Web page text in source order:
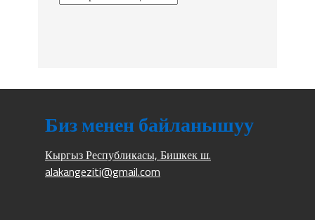
Биз менен байланышуу
Кыргыз Республикасы, Бишкек ш.
alakangeziti@gmail.com